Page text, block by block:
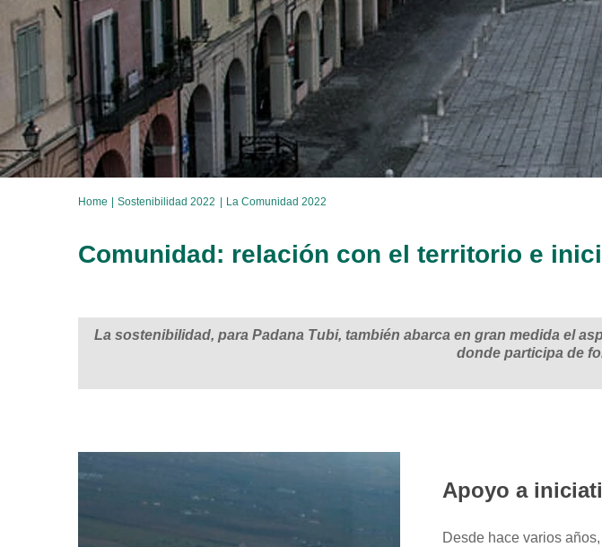
Home Sostenibilidad 2022 La Comunidad 2022
Comunidad: relación con el territorio e
La sostenibilidad, para Padana Tubi, también abarca en gran medida el
donde participa de
Apoyo a
Desde hace varios